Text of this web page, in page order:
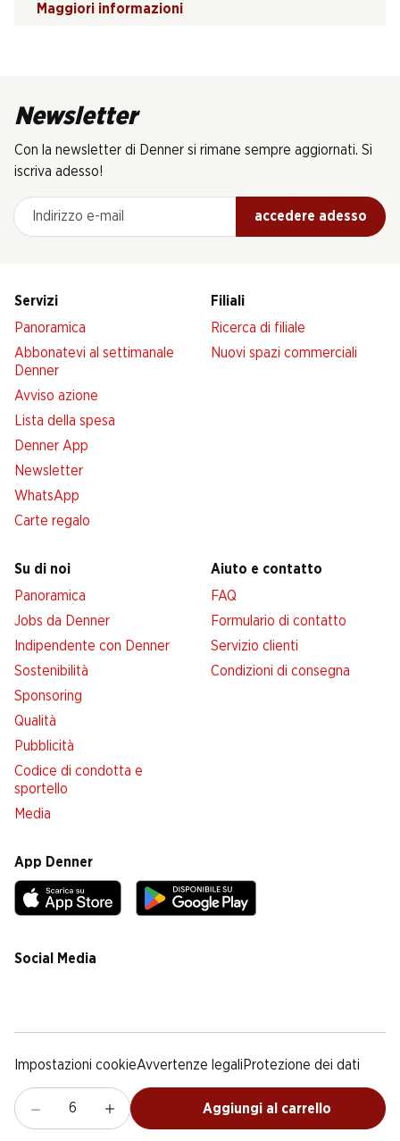
Aggiungi al carrello
Maggiori informazioni
Newsletter
Con la newsletter di Denner si rimane sempre aggiornati. Si
iscriva adesso!
Indirizzo e-mail
accedere adesso
Servizi
Panoramica
Abbonatevi al settimanale
Denner
Avviso azione
Lista della spesa
Denner App
Newsletter
WhatsApp
Carte regalo
Filiali
Ricerca di filiale
Nuovi spazi commerciali
Su di noi
Panoramica
Jobs da Denner
Indipendente con Denner
Sostenibilità
Sponsoring
Qualità
Pubblicità
Codice di condotta e
sportello
Media
Aiuto e contatto
FAQ
Formulario di contatto
Servizio clienti
Condizioni di consegna
App Denner
Social Media
Impostazioni cookieAvvertenze legali Protezione dei dati
ColofoneCondizioni Generali